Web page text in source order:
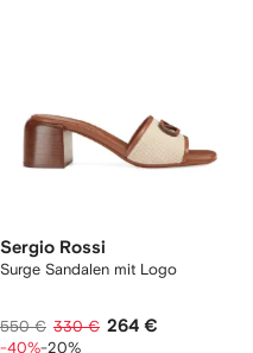
Sergio Rossi
Surge Sandalen mit Logo
550 € 330 € 264 €
-40%-20%